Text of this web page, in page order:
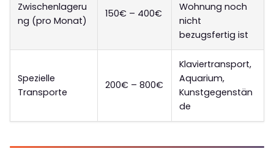
Zwischenlageru
ng (pro Monat)
150€ – 400€
Wohnung noch
nicht
bezugsfertig ist
Spezielle
Transporte
200€ – 800€
Klaviertransport,
Aquarium,
Kunstgegenstän
de